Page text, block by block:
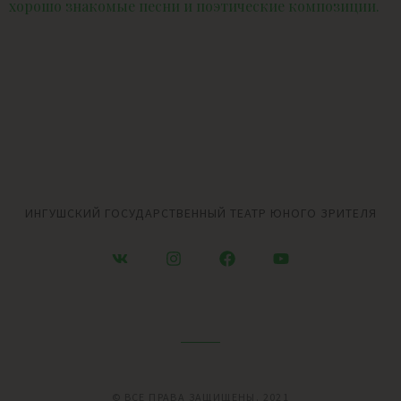
хорошо знакомые песни и поэтические композиции.
ИНГУШСКИЙ ГОСУДАРСТВЕННЫЙ ТЕАТР ЮНОГО ЗРИТЕЛЯ